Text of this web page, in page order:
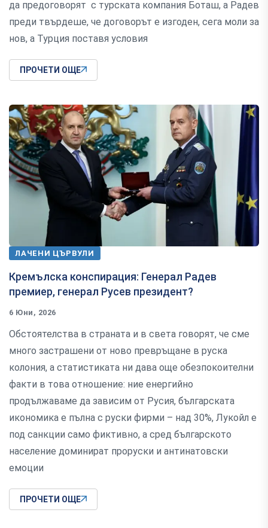
да предоговорят с турската компания Боташ, а Радев
преди твърдеше, че договорът е изгоден, сега моли за
нов, а Турция поставя условия
ПРОЧЕТИ ОЩЕ
ЛАЧЕНИ ЦЪРВУЛИ
Кремълска конспирация: Генерал Радев
премиер, генерал Русев президент?
6 Юни, 2026
Обстоятелства в страната и в света говорят, че сме
много застрашени от ново превръщане в руска
колония, а статистиката ни дава още обезпокоителни
факти в това отношение: ние енергийно
продължаваме да зависим от Русия, българската
икономика е пълна с руски фирми – над 30%, Лукойл е
под санкции само фиктивно, а сред българското
население доминират проруски и антинатовски
емоции
ПРОЧЕТИ ОЩЕ